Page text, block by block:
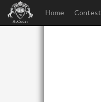
Home Contest